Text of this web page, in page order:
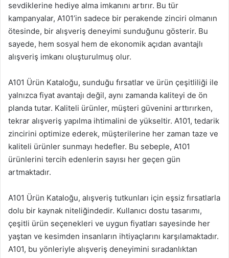
sevdiklerine hediye alma imkanını artırır. Bu tür
kampanyalar, A101’in sadece bir perakende zinciri olmanın
ötesinde, bir alışveriş deneyimi sunduğunu gösterir. Bu
sayede, hem sosyal hem de ekonomik açıdan avantajlı
alışveriş imkanı oluşturulmuş olur.
A101 Ürün Kataloğu, sunduğu fırsatlar ve ürün çeşitliliği ile
yalnızca fiyat avantajı değil, aynı zamanda kaliteyi de ön
planda tutar. Kaliteli ürünler, müşteri güvenini arttırırken,
tekrar alışveriş yapılma ihtimalini de yükseltir. A101, tedarik
zincirini optimize ederek, müşterilerine her zaman taze ve
kaliteli ürünler sunmayı hedefler. Bu sebeple, A101
ürünlerini tercih edenlerin sayısı her geçen gün
artmaktadır.
A101 Ürün Kataloğu, alışveriş tutkunları için eşsiz fırsatlarla
dolu bir kaynak niteliğindedir. Kullanıcı dostu tasarımı,
çeşitli ürün seçenekleri ve uygun fiyatları sayesinde her
yaştan ve kesimden insanların ihtiyaçlarını karşılamaktadır.
A101, bu yönleriyle alışveriş deneyimini sıradanlıktan